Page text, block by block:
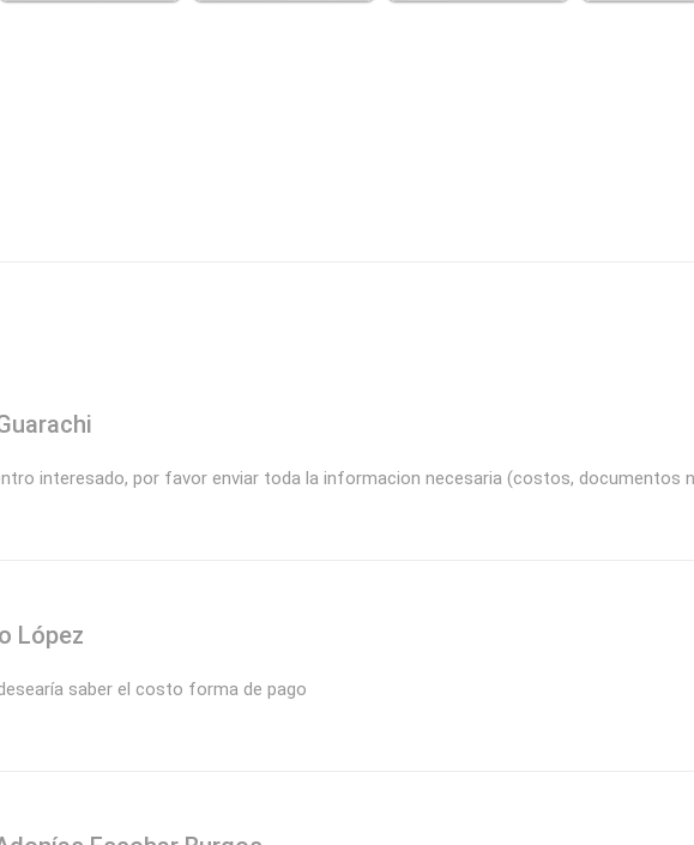
interesado, por favor enviar toda la informacion necesaria (costos, documentos
López
saber el costo forma de pago